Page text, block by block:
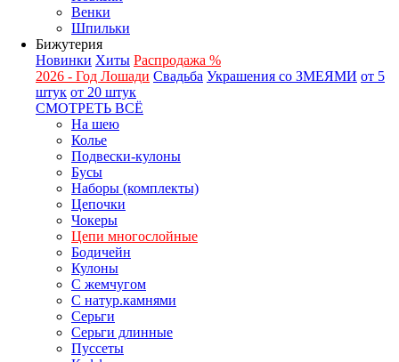
Венки
Шпильки
Бижутерия
Новинки Хиты Распродажа %
2026 - Год Лошади Свадьба Украшения со ЗМЕЯМИ от 5
штук от 20 штук
СМОТРЕТЬ ВСЁ
На шею
Колье
Подвески-кулоны
Бусы
Наборы (комплекты)
Цепочки
Чокеры
Цепи многослойные
Бодичейн
Кулоны
С жемчугом
С натур.камнями
Серьги
Серьги длинные
Пуссеты